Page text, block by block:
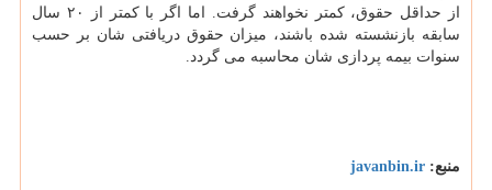
از حداقل حقوق، کمتر نخواهند گرفت. اما اگر با کمتر از ۲۰ سال
سابقه بازنشسته شده باشند، میزان حقوق دریافتی شان بر حسب
سنوات بیمه پردازی شان محاسبه می گردد.
منبع: javanbin.ir